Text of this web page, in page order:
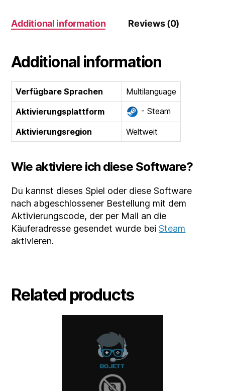
Additional information Reviews (0)
Additional information
Verfügbare Sprachen
Multilanguage
Aktivierungsplattform
- Steam
Aktivierungsregion Weltweit
Wie aktiviere ich diese Software?
Du kannst dieses Spiel oder diese Software
nach abgeschlossener Bestellung mit dem
Aktivierungscode, der per Mail an die
Käuferadresse gesendet wurde beiSteam
aktivieren.
Related products